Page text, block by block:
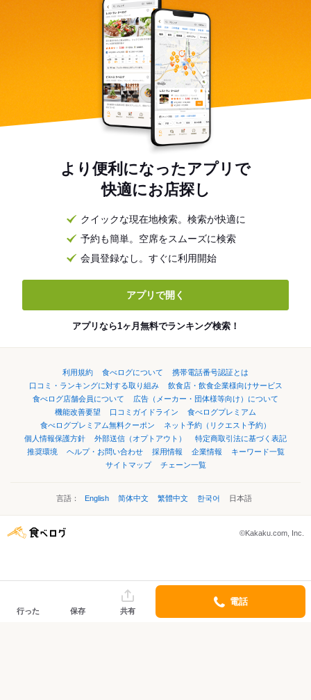
より便利になったアプリで
快適にお店探し
クイックな現在地検索。検索が快適に
予約も簡単。空席をスムーズに検索
会員登録なし。すぐに利用開始
アプリで開く
アプリなら1ヶ月無料でランキング検索！
利用規約 食べログについて
携帯電話番号認証とは
口コミ・ランキングに対する取り組み
飲食店・飲食企業様向けサービス
食べログ店舗会員について
広告（メーカー・団体様等向け）について
機能改善要望
口コミガイドライン
食べログプレミアム
食べログプレミアム無料クーポン
ネット予約（リクエスト予約）
個人情報保護方針
外部送信（オプトアウト）
特定商取引法に基づく表記
推奨環境
ヘルプ・お問い合わせ 採用情報 企業情報
キーワード一覧
サイトマップ
チェーン一覧
言語： English 简体中文 繁體中文 한국어 日本語
©Kakaku.com, Inc.
行った 保存 共有
電話